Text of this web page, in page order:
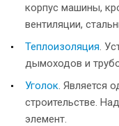
корпус машины,
вентиляции,
Теплоизоляция.
дымоходов и
Уголок. Является
строительстве.
элемент.